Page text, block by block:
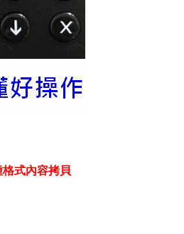
式內容拷貝